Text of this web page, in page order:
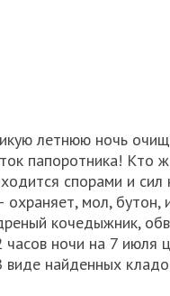
летнюю ночь
папоротника!
спорами и сил
мол,
кочедыжник,
ночи на 7 июля
найденных